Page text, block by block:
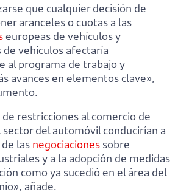
que cualquier decisión de
aranceles o cuotas a las
europeas de vehículos y
vehículos afectaría
al programa de trabajo y
avances en elementos clave»,
de restricciones al comercio de
sector del automóvil conducirían a
las negociaciones sobre
y a la adopción de medidas
como ya sucedió en el área del
añade.